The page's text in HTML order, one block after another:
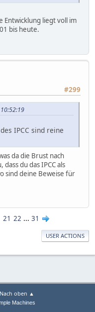
Entwicklung liegt voll im
bis heute.
#299
IPCC sind reine
da die Brust nach
du das IPCC als
sind deine Beweise für
21 22 ... 31
USER ACTIONS
Nach oben ▲
Machines